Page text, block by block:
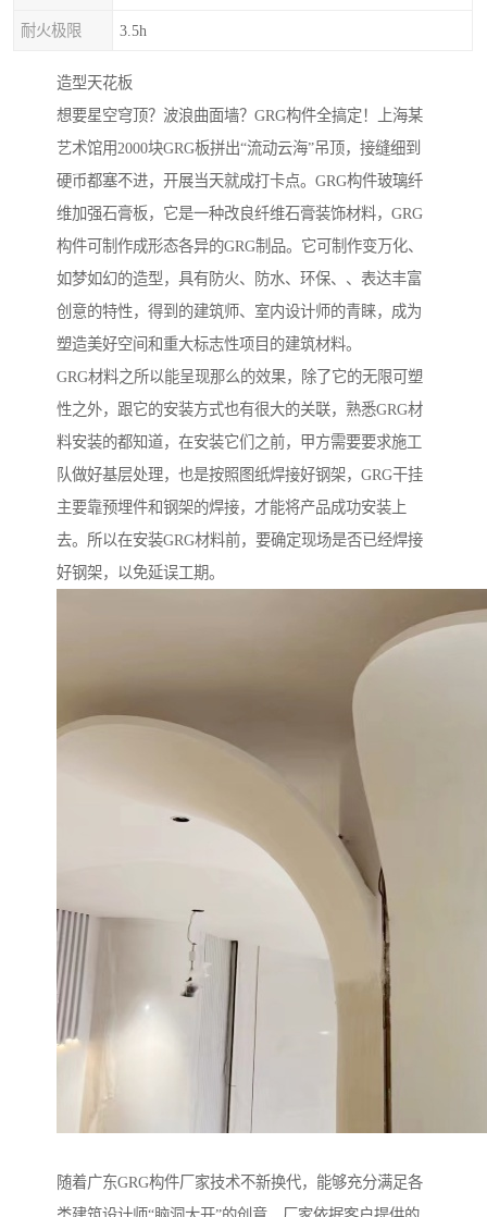
耐火极限 3.5h
‌造型天花板‌
想要星空穹顶？波浪曲面墙？GRG构件全搞定！上海某
艺术馆用2000块GRG板拼出“流动云海”吊顶，接缝细到
硬币都塞不进，开展当天就成打卡点。GRG构件玻璃纤
维加强石膏板，它是一种改良纤维石膏装饰材料，GRG
构件可制作成形态各异的GRG制品。它可制作变万化、
如梦如幻的造型，具有防火、防水、环保、、表达丰富
创意的特性，得到的建筑师、室内设计师的青睐，成为
塑造美好空间和重大标志性项目的建筑材料。
GRG材料之所以能呈现那么的效果，除了它的无限可塑
性之外，跟它的安装方式也有很大的关联，熟悉GRG材
料安装的都知道，在安装它们之前，甲方需要要求施工
队做好基层处理，也是按照图纸焊接好钢架，GRG干挂
主要靠预埋件和钢架的焊接，才能将产品成功安装上
去。所以在安装GRG材料前，要确定现场是否已经焊接
好钢架，以免延误工期。
随着广东GRG构件厂家技术不新换代，能够充分满足各